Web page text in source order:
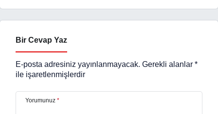
Bir Cevap Yaz
E-posta adresiniz yayınlanmayacak. Gerekli alanlar *
ile işaretlenmişlerdir
Yorumunuz *